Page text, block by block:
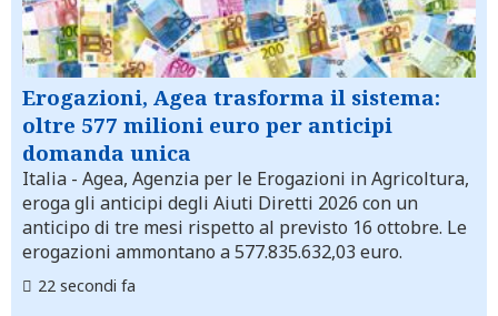
Erogazioni, Agea trasforma il sistema:
oltre 577 milioni euro per anticipi
domanda unica
Italia - Agea, Agenzia per le Erogazioni in Agricoltura,
eroga gli anticipi degli Aiuti Diretti 2026 con un
anticipo di tre mesi rispetto al previsto 16 ottobre. Le
erogazioni ammontano a 577.835.632,03 euro.
22 secondi fa